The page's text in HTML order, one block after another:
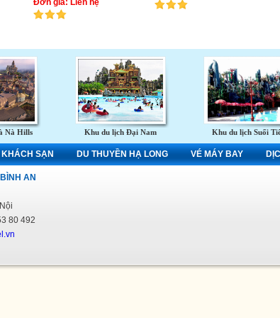
Đơn giá: Liên hệ
Nà Hills Khu du lịch Đại Nam Khu du lịch Suối
KHÁCH SẠN DU THUYỀN HẠ LONG VÉ MÁY BAY
AN
80 492